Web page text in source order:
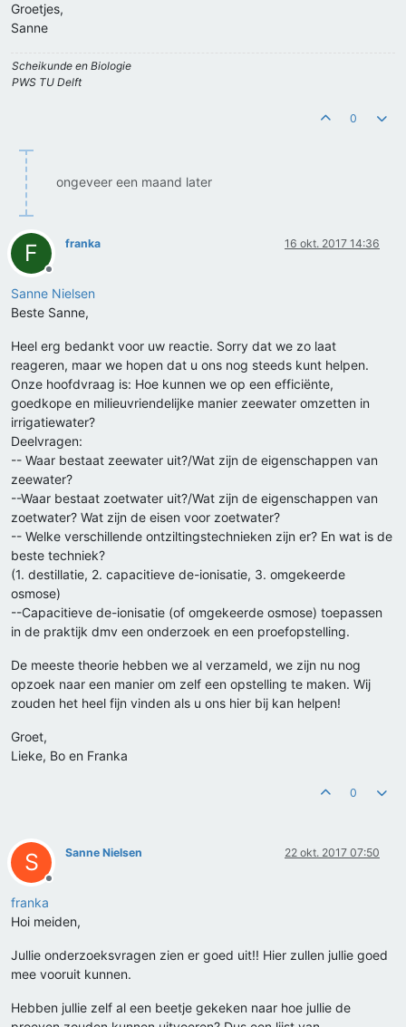
Groetjes,
Sanne
Scheikunde en Biologie
PWS TU Delft
0
ongeveer een maand later
F
Offline
franka 16 okt. 2017 14:36
Sanne Nielsen
Beste Sanne,
Heel erg bedankt voor uw reactie. Sorry dat we zo laat
reageren, maar we hopen dat u ons nog steeds kunt helpen.
Onze hoofdvraag is: Hoe kunnen we op een efficiënte,
goedkope en milieuvriendelijke manier zeewater omzetten in
irrigatiewater?
Deelvragen:
-- Waar bestaat zeewater uit?/Wat zijn de eigenschappen van
zeewater?
--Waar bestaat zoetwater uit?/Wat zijn de eigenschappen van
zoetwater? Wat zijn de eisen voor zoetwater?
-- Welke verschillende ontziltingstechnieken zijn er? En wat is de
beste techniek?
(1. destillatie, 2. capacitieve de-ionisatie, 3. omgekeerde
osmose)
--Capacitieve de-ionisatie (of omgekeerde osmose) toepassen
in de praktijk dmv een onderzoek en een proefopstelling.
De meeste theorie hebben we al verzameld, we zijn nu nog
opzoek naar een manier om zelf een opstelling te maken. Wij
zouden het heel fijn vinden als u ons hier bij kan helpen!
Groet,
Lieke, Bo en Franka
0
S
Offline
Sanne Nielsen 22 okt. 2017 07:50
franka
Hoi meiden,
Jullie onderzoeksvragen zien er goed uit!! Hier zullen jullie goed
mee vooruit kunnen.
Hebben jullie zelf al een beetje gekeken naar hoe jullie de